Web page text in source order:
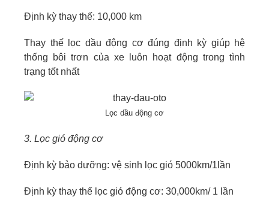
Định kỳ thay thế: 10,000 km
Thay thế lọc dầu động cơ đúng định kỳ giúp hệ
thống bôi trơn của xe luôn hoạt động trong tình
trạng tốt nhất
Lọc dầu động cơ
3. Lọc gió động cơ
Định kỳ bảo dưỡng: vệ sinh lọc gió 5000km/1lần
Định kỳ thay thế lọc gió động cơ: 30,000km/ 1 lần